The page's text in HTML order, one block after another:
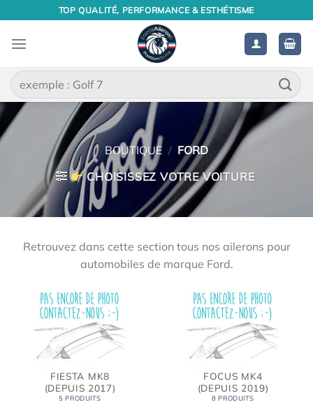
contenu
TOP QUALITÉ, PERFORMANCE & ESTHÉTISME
Recherche
pour :
BOUTIQUE / FORD
CHOISISSEZ VOTRE VOITURE
Retrouvez dans cette section tous nos ailerons pour
automobiles de marque Ford.
FIESTA MK8
(DEPUIS 2017)
5 PRODUITS
FOCUS MK4
(DEPUIS 2019)
8 PRODUITS